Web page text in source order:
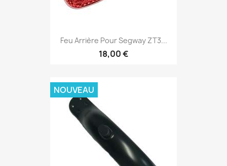
Feu Arrière Pour Segway ZT3...
18,00 €
NOUVEAU